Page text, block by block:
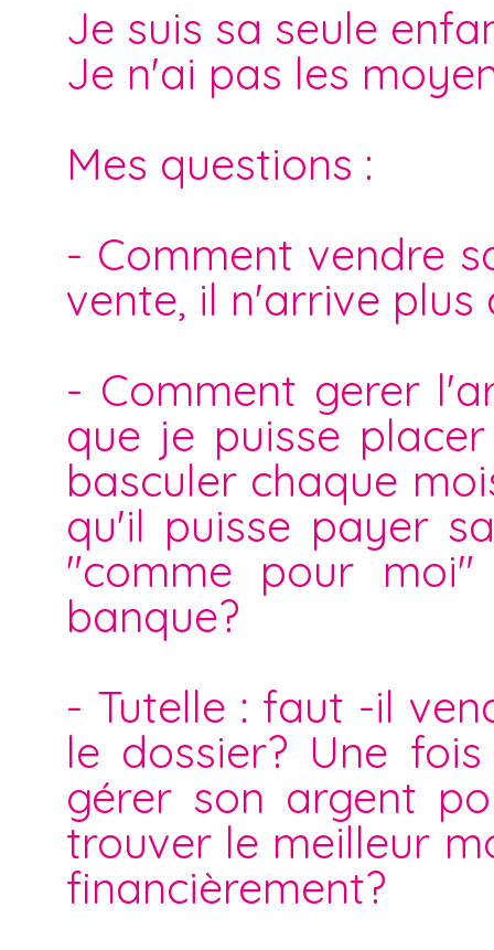
Je suis sa seule
Je n'ai pas les
Mes questions :
- Comment vendre
vente, il n'arrive plus
- Comment gerer
que je puisse
basculer chaque
qu'il puisse payer
"comme pour
banque?
- Tutelle : faut -il
le dossier? Une
gérer son argent
trouver le meilleur
financièrement?